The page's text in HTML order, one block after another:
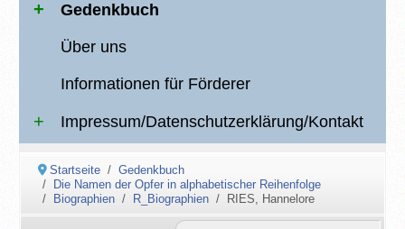
Gedenkbuch
Über uns
Informationen für Förderer
Impressum/Datenschutzerklärung/Kontakt
Startseite
Gedenkbuch
Die Namen der Opfer in alphabetischer Reihenfolge
Biographien
R_Biographien RIES, Hannelore